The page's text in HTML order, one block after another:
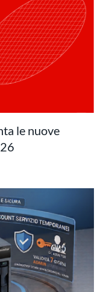
le nuove